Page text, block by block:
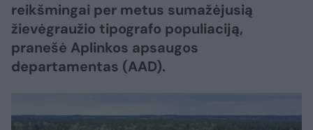
reikšmingai per metus sumažėjusią
žievėgraužio tipografo populiaciją,
pranešė Aplinkos apsaugos
departamentas (AAD).